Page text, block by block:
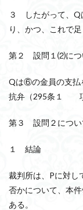
３ したがって、Q
り、かつ、これで足
第２ 設問１⑵につ
Qは⑥の金員の支払
抗弁（295条１ 項
第３ 設問２につい
１ 結論
裁判所は、Pに対し
否かについて、本
ある。